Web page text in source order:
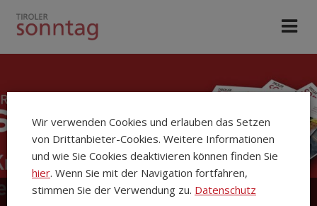
Wir verwenden Cookies und erlauben das Setzen
von Drittanbieter-Cookies. Weitere Informationen
und wie Sie Cookies deaktivieren können finden Sie
hier. Wenn Sie mit der Navigation fortfahren,
stimmen Sie der Verwendung zu. Datenschutz